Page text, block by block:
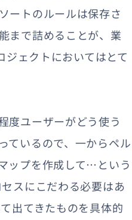
ートのルールは保存さ
まで詰めることが、業
ェクトにおいてはとて
度ユーザーがどう使う
ているので、一からペル
ップを作成して…という
スにこだわる必要はあ
出てきたものを具体的